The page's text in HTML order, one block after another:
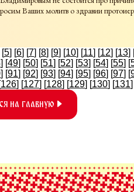
Ваших молитв о здравии
[5] [6] [7] [8] [9] [10] [11] [12] [13]
] [49] [50] [51] [52] [53] [54] [55] [
] [91] [92] [93] [94] [95] [96] [97] [
126] [127] [128] [129] [130] [131
на главную